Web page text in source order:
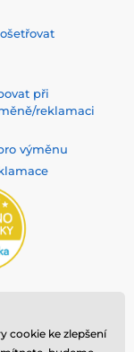
při
reklamaci
výměnu
cookie ke zlepšení